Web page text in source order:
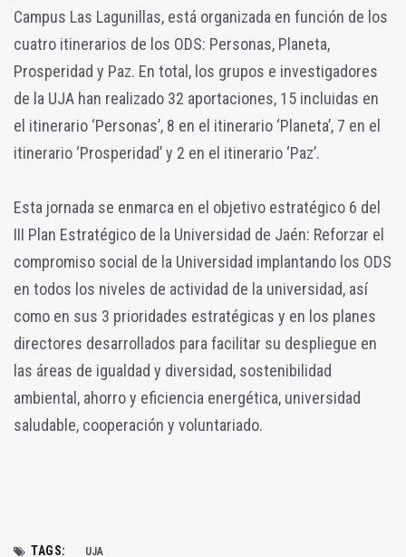
Campus Las Lagunillas, está organizada en función de los
cuatro itinerarios de los ODS: Personas, Planeta,
Prosperidad y Paz. En total, los grupos e investigadores
de la UJA han realizado 32 aportaciones, 15 incluidas en
el itinerario ‘Personas’, 8 en el itinerario ‘Planeta’, 7 en el
itinerario ‘Prosperidad’ y 2 en el itinerario ‘Paz’.
Esta jornada se enmarca en el objetivo estratégico 6 del
III Plan Estratégico de la Universidad de Jaén: Reforzar el
compromiso social de la Universidad implantando los ODS
en todos los niveles de actividad de la universidad, así
como en sus 3 prioridades estratégicas y en los planes
directores desarrollados para facilitar su despliegue en
las áreas de igualdad y diversidad, sostenibilidad
ambiental, ahorro y eficiencia energética, universidad
saludable, cooperación y voluntariado.
TAGS: UJA